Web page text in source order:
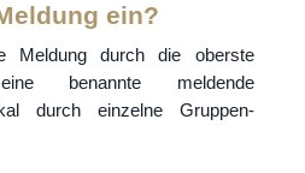
ein?
durch die oberste
eine benannte meldende
durch einzelne Gruppen-